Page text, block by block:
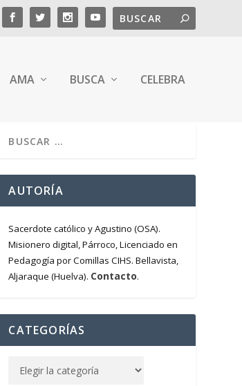
AMA BUSCA CELEBRA
AUTORÍA
Sacerdote católico y Agustino (OSA).
Misionero digital, Párroco, Licenciado en
Pedagogía por Comillas CIHS. Bellavista,
Aljaraque (Huelva). Contacto.
CATEGORÍAS